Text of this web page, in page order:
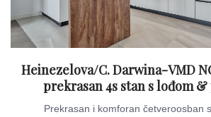
Heinezelova/C. Darwina-VMD
prekrasan 4s stan s lođom
Prekrasan i komforan četveroosban